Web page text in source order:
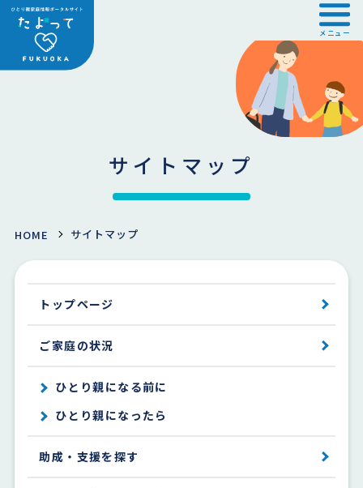
メニュー
サイトマップ
HOME サイトマップ
トップページ
ご家庭の状況
ひとり親になる前に
ひとり親になったら
助成・支援を探す